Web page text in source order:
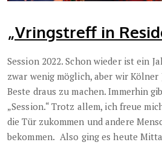
„Vringstreff in
Session 2022. Schon wieder ist ein
zwar wenig möglich, aber wir Kölner
Beste draus zu machen. Immerhin
„Session.“ Trotz allem, ich freue
die Tür zukommen und andere
bekommen. Also ging es heute